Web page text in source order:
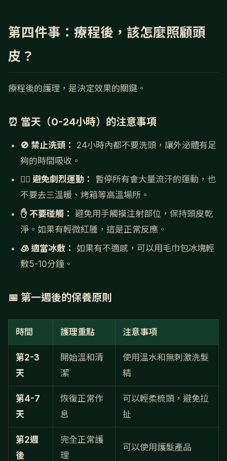
第四件事：療程後，該怎麼照顧頭
皮？
療程後的護理，是決定效果的關鍵。
⏰ 當天（0-24小時）的注意事項
🚫 禁止洗頭：
24小時內都不要洗頭，讓外泌體有足
夠的時間吸收。
🏃‍♀️ 避免劇烈運動：
暫停所有會大量流汗的運動，也
不要去三溫暖、烤箱等高溫場所。
✋ 不要碰觸：
避免用手觸摸注射部位，保持頭皮乾
淨。如果有輕微紅腫，這是正常反應。
🧊 適當冰敷：
如果有不適感，可以用毛巾包冰塊輕
敷5-10分鐘。
📅 第一週後的保養原則
時間 護理重點 注意事項
第2-3
天
開始溫和清
潔
使用溫水和無刺激洗髮
精
第4-7
天
恢復正常作
息
可以輕柔梳頭，避免拉
扯
第2週
後
完全正常護
理
可以使用護髮產品